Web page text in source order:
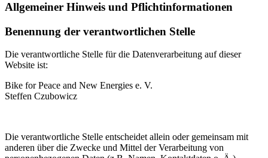
Allgemeiner Hinweis und Pflichtinformationen
Benennung der verantwortlichen Stelle
Die verantwortliche Stelle für die Datenverarbeitung auf dieser
Website ist:
Bike for Peace and New Energies e. V.
Steffen Czubowicz
Die verantwortliche Stelle entscheidet allein oder gemeinsam mit
anderen über die Zwecke und Mittel der Verarbeitung von